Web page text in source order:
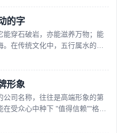
的字​
能穿石破岩，亦能滋养万物；能
在传统文化中，五行属水的字
意象，为公司命名时选用
形象​
司名称，往往是高端形象的第
受众心中种下 "值得信赖""格调
量，正是高端品牌的